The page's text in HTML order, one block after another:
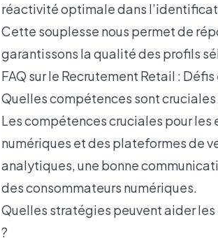
réactivité optimale dans
Cette souplesse nous permet de
garantissons la qualité des profils
FAQ sur le Recrutement Retail :
Quelles compétences sont
Les compétences cruciales pour
numériques et des plateformes de
analytiques, une bonne
des consommateurs numériques.
Quelles stratégies peuvent aider
?